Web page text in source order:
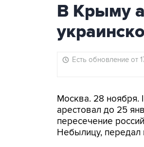
В Крыму
Есть обновление от
Москва. 28 ноября.
арестовал до 25
пересечение
Небылицу, передал